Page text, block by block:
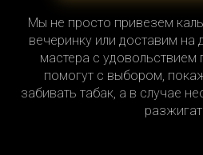
Мы не просто привезем
вечеринку или доставим
мастера с удовольствием
помогут с выбором,
забивать табак, а в случае